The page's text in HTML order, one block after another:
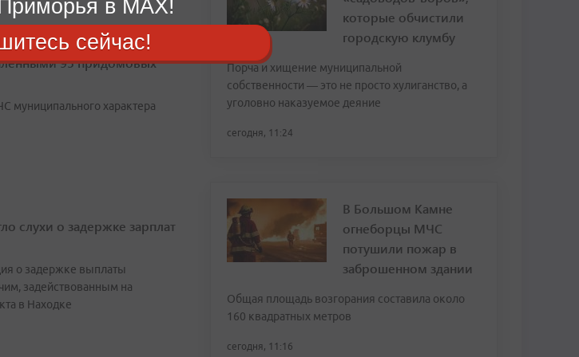
95 придомовых
муниципального характера
слухи о задержке зарплат
о задержке выплаты
задействованным на
в Находке
которые обчистили
городскую клумбу
Порча и хищение муниципальной
собственности — это не просто хулиганство, а
уголовно наказуемое деяние
сегодня, 11:24
В Большом Камне
огнеборцы МЧС
потушили пожар в
заброшенном здании
Общая площадь возгорания составила около
160 квадратных метров
сегодня, 11:16
в MAX!
сейчас!